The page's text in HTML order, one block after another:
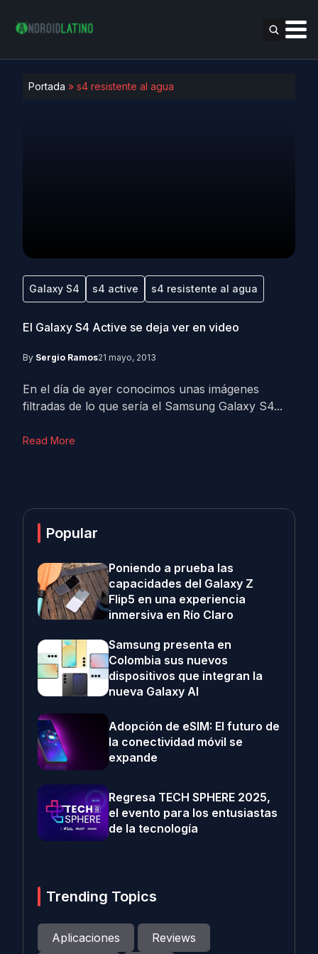
Portada » s4 resistente al agua
Galaxy S4 s4 active s4 resistente al agua
El Galaxy S4 Active se deja ver en video
By Sergio Ramos21 mayo, 2013
En el día de ayer conocimos unas imágenes
filtradas de lo que sería el Samsung Galaxy S4...
Read More
Popular
Poniendo a prueba las
capacidades del Galaxy Z
Flip5 en una experiencia
inmersiva en Río Claro
Samsung presenta en
Colombia sus nuevos
dispositivos que integran la
nueva Galaxy AI
Adopción de eSIM: El futuro de
la conectividad móvil se
expande
Regresa TECH SPHERE 2025,
el evento para los entusiastas
de la tecnología
Trending Topics
Aplicaciones Reviews